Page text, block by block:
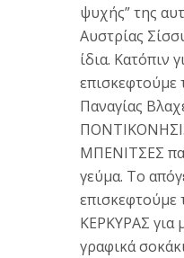
ψυχής” της
Αυστρίας
ίδια. Κατόπιν
επισκεφτούμε
Παναγίας
ΠΟΝΤΙΚΟΝΗΣΙ.
ΜΠΕΝΙΤΣΕΣ
γεύμα. Το
επισκεφτούμε
ΚΕΡΚΥΡΑΣ για
γραφικά